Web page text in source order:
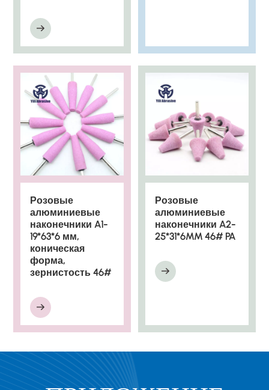
Розовые
алюминиевые
наконечники A1-
19*63*6 мм,
коническая
форма,
зернистость 46#
Розовые
алюминиевые
наконечники A2-
25*31*6MM 46# PA